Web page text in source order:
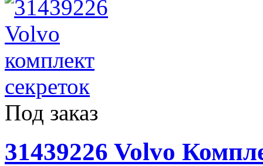
Под заказ
31439226 Volvo